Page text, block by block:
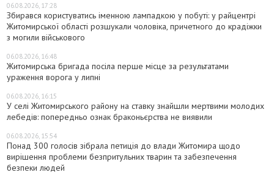
06.08.2026, 17:28
Збирався користуватись іменною лампадкою у побуті: у райцентрі
Житомирської області розшукали чоловіка, причетного до крадіжки
з могили військового
06.08.2026, 16:48
Житомирська бригада посіла перше місце за результатами
ураження ворога у липні
06.08.2026, 16:15
У селі Житомирського району на ставку знайшли мертвими молодих
лебедів: попередньо ознак браконьєрства не виявили
06.08.2026, 15:54
Понад 300 голосів зібрала петиція до влади Житомира щодо
вирішення проблеми безпритульних тварин та забезпечення
безпеки людей